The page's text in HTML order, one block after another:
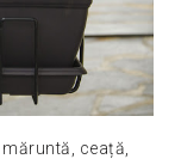
ceață,